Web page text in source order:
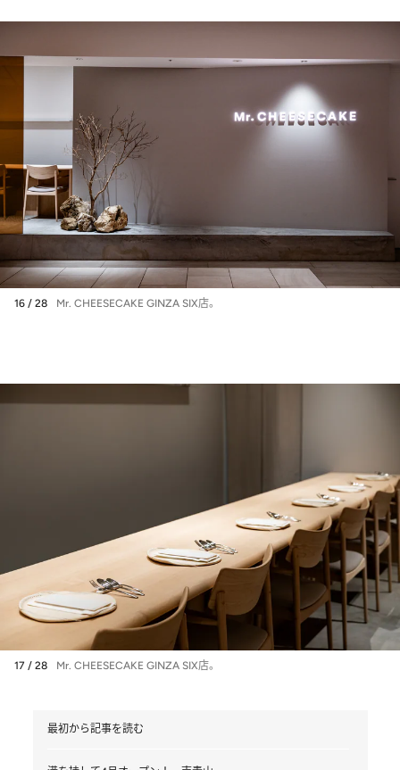
16 / 28 Mr. CHEESECAKE GINZA SIX店。
17 / 28 Mr. CHEESECAKE GINZA SIX店。
最初から記事を読む